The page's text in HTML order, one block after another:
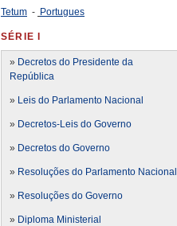
Tetum - Portugues
SÉRIE I
» Decretos do Presidente da
República
» Leis do Parlamento Nacional
» Decretos-Leis do Governo
» Decretos do Governo
» Resoluções do Parlamento Nacional
» Resoluções do Governo
» Diploma Ministerial